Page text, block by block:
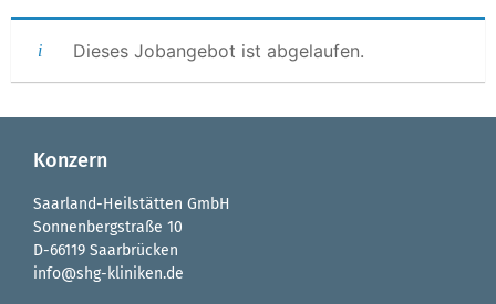
Dieses Jobangebot ist abgelaufen.
Konzern
Saarland-Heilstätten GmbH
Sonnenbergstraße 10
D-66119 Saarbrücken
info@shg-kliniken.de